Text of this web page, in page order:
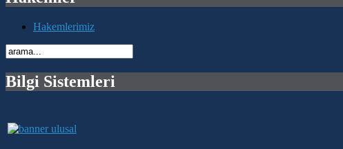
Hakemlerimiz
Bilgi Sistemleri